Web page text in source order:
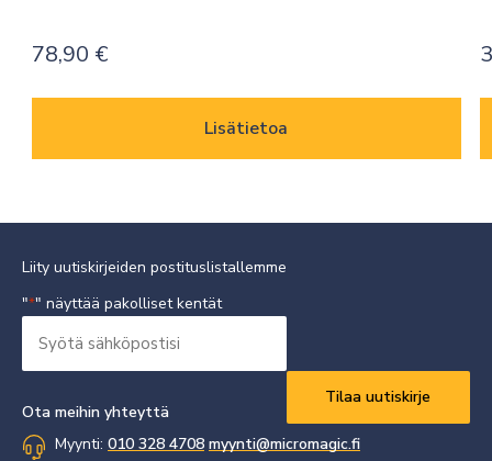
78,90 €
Lisätietoa
Liity uutiskirjeiden postituslistallemme
"*" näyttää pakolliset kentät
sähköpostisi
Ota meihin yhteyttä
Myynti: 010 328 4708 myynti@micromagic.fi